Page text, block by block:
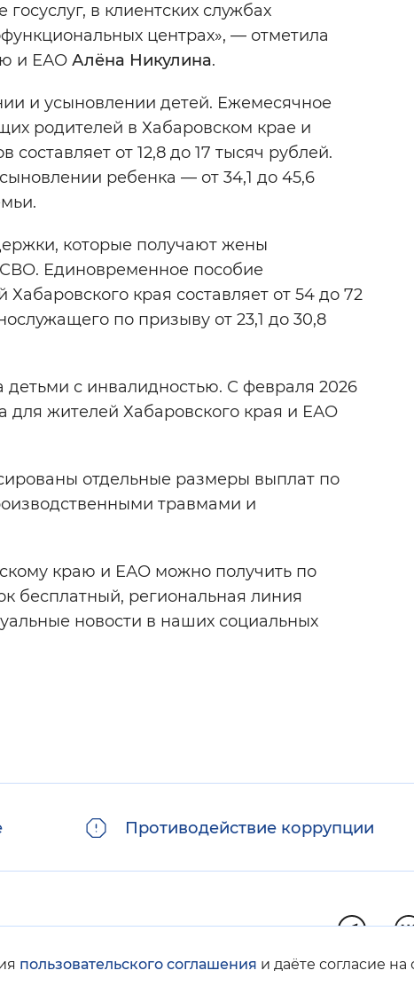
в клиентских службах
центрах», — отметила
и ЕАО Алёна Никулина.
и усыновлении детей. Ежемесячное
родителей в Хабаровском крае и
от 12,8 до 17 тысяч рублей.
ребенка — от 34,1 до 45,6
которые получают жены
Единовременное пособие
края составляет от 54 до 72
по призыву от 23,1 до 30,8
с инвалидностью. С февраля 2026
для жителей Хабаровского края и ЕАО
отдельные размеры выплат по
травмами и
краю и ЕАО можно получить по
бесплатный, региональная линия
новости в наших социальных
пользовательского соглашения и даёте согласие на
Противодействие коррупции